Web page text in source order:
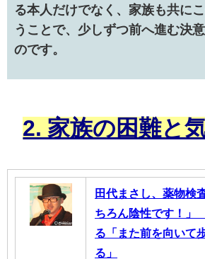
る本人だけでなく、家族も共に
うことで、少しずつ前へ進む決
のです。
2. 家族の困難と
田代まさし、薬物検
ちろん陰性です！
る「また前を向いて
る」